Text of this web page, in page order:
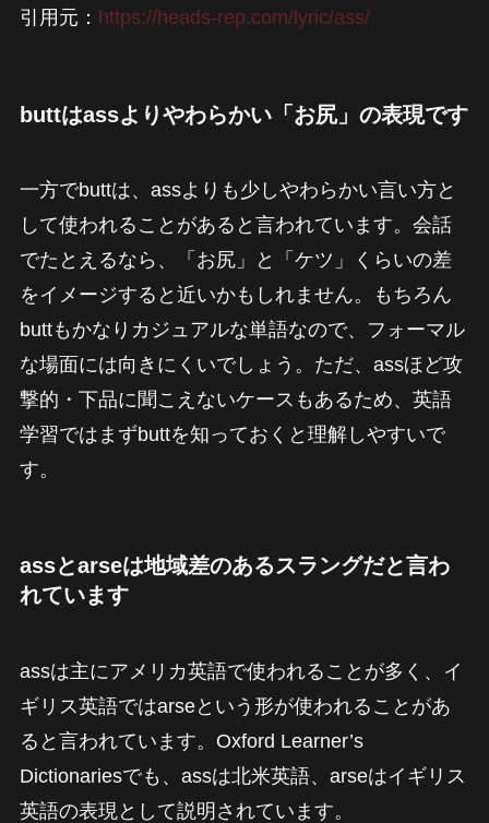
引用元： https://heads-rep.com/lyric/ass/
buttはassよりやわらかい「お尻」の表現です
一方でbuttは、assよりも少しやわらかい言い方と
して使われることがあると言われています。会話
でたとえるなら、「お尻」と「ケツ」くらいの差
をイメージすると近いかもしれません。もちろん
buttもかなりカジュアルな単語なので、フォーマル
な場面には向きにくいでしょう。ただ、assほど攻
撃的・下品に聞こえないケースもあるため、英語
学習ではまずbuttを知っておくと理解しやすいで
す。
assとarseは地域差のあるスラングだと言わ
れています
assは主にアメリカ英語で使われることが多く、イ
ギリス英語ではarseという形が使われることがあ
ると言われています。Oxford Learner’s
Dictionariesでも、assは北米英語、arseはイギリス
英語の表現として説明されています。